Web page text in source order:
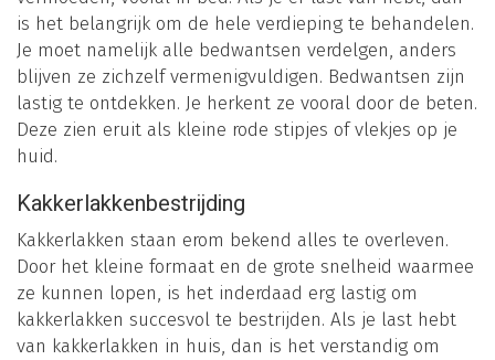
is het belangrijk om de hele verdieping te behandelen.
Je moet namelijk alle bedwantsen verdelgen, anders
blijven ze zichzelf vermenigvuldigen. Bedwantsen zijn
lastig te ontdekken. Je herkent ze vooral door de beten.
Deze zien eruit als kleine rode stipjes of vlekjes op je
huid.
Kakkerlakkenbestrijding
Kakkerlakken staan erom bekend alles te overleven.
Door het kleine formaat en de grote snelheid waarmee
ze kunnen lopen, is het inderdaad erg lastig om
kakkerlakken succesvol te bestrijden. Als je last hebt
van kakkerlakken in huis, dan is het verstandig om